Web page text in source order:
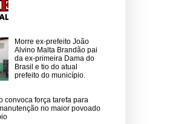
Morre ex-prefeito João
Alvino Malta Brandão pai
da ex-primeira Dama do
Brasil e tio do atual
prefeito do município.
convoca força tarefa para
no maior povoado